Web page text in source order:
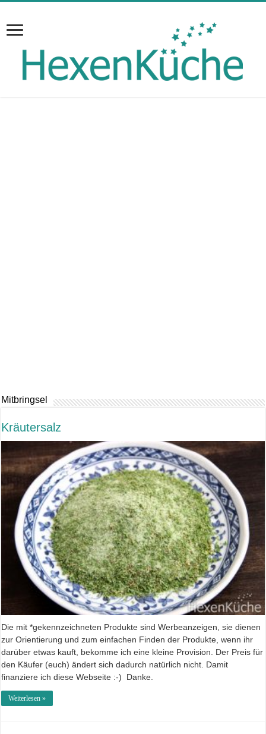
Mitbringsel
Kräutersalz
Die mit *gekennzeichneten Produkte sind Werbeanzeigen, sie dienen
zur Orientierung und zum einfachen Finden der Produkte, wenn ihr
darüber etwas kauft, bekomme ich eine kleine Provision. Der Preis für
den Käufer (euch) ändert sich dadurch natürlich nicht. Damit
finanziere ich diese Webseite :-) Danke.
Weiterlesen »